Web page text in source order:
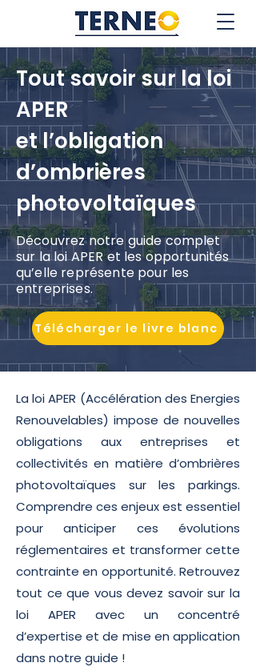
Tout savoir sur la loi
APER
et l’obligation
d’ombrières
photovoltaïques
Découvrez notre guide complet
sur la loi APER et les opportunités
qu’elle représente pour les
entreprises.
Télécharger le livre blanc
La loi APER (Accélération des Energies
Renouvelables) impose de nouvelles
obligations aux entreprises et
collectivités en matière d’ombrières
photovoltaïques sur les parkings.
Comprendre ces enjeux est essentiel
pour anticiper ces évolutions
réglementaires et transformer cette
contrainte en opportunité. Retrouvez
tout ce que vous devez savoir sur la
loi APER avec un concentré
d’expertise et de mise en application
dans notre guide !